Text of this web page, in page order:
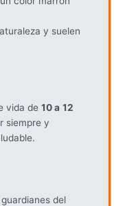
y suelen
vida de10 a 12
siempre y
del